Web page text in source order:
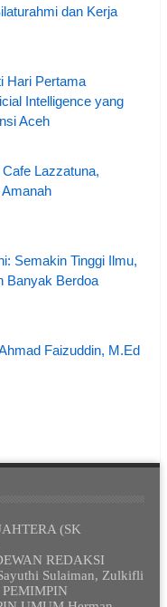
dan Kerja
Hari Pertama
Intelligence yang
Aceh
Lazzatuna,
Semakin Tinggi Ilmu,
Banyak Berdoa
Faizuddin, M.Ed
(SK
REDAKSI
Sulaiman, Zulkifli